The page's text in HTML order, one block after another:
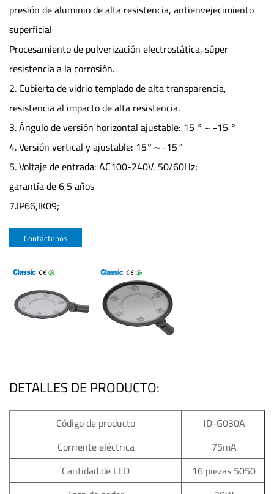
presión de aluminio de alta resistencia, antienvejecimiento
superficial
Procesamiento de pulverización electrostática, súper
resistencia a la corrosión.
2. Cubierta de vidrio templado de alta transparencia,
resistencia al impacto de alta resistencia.
3. Ángulo de versión horizontal ajustable: 15 ° ~ -15 °
4. Versión vertical y ajustable: 15°～-15°
5. Voltaje de entrada: AC100-240V, 50/60Hz;
garantía de 6,5 años
7.IP66,IK09;
Contáctenos
DETALLES DE PRODUCTO:
Código de producto
JD-G030A
Corriente eléctrica
75mA
Cantidad de LED
16 piezas 5050